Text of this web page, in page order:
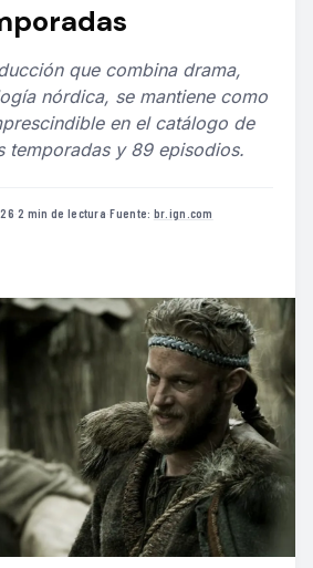
que combina drama,
nórdica, se mantiene como
en el catálogo de
temporadas y 89 episodios.
·2 min de lectura·Fuente: br.ign.com